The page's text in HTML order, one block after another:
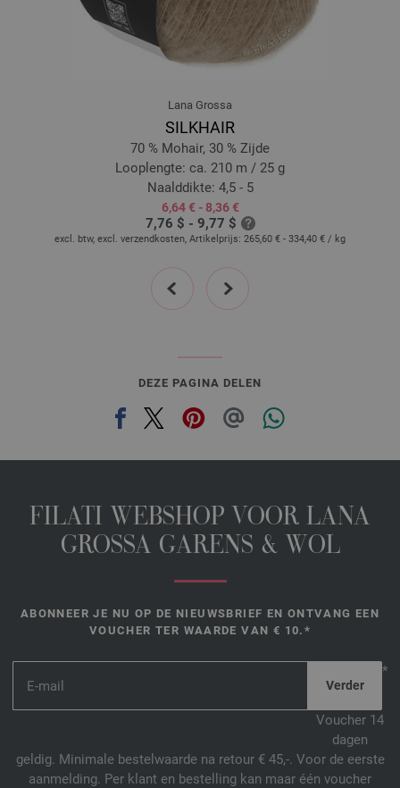
Lana Grossa
SILKHAIR
70 % Mohair, 30 % Zijde
Looplengte: ca. 210 m / 25 g
Naalddikte: 4,5 - 5
6,64 € - 8,36 €
7,76 $ - 9,77 $
excl. btw, excl. verzendkosten, Artikelprijs: 265,60 € - 334,40 € / kg
prev next
DEZE PAGINA DELEN
FILATI WEBSHOP VOOR LANA
GROSSA GARENS & WOL
ABONNEER JE NU OP DE NIEUWSBRIEF EN ONTVANG EEN
VOUCHER TER WAARDE VAN € 10.*
*
Voucher 14
dagen
geldig. Minimale bestelwaarde na retour € 45,-. Voor de eerste
aanmelding. Per klant en bestelling kan maar één voucher